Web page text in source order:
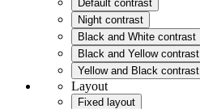
Default contrast
Night contrast
Black and White contrast
Black and Yellow contrast
Yellow and Black contrast
Layout
Fixed layout